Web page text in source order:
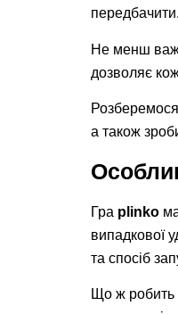
Не менш
дозволяє
а також
Гра plinko
випадкової
та спосіб
Що ж робить